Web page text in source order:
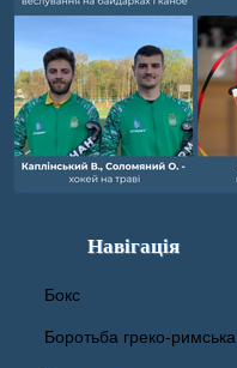
Навігація
Бокс
Боротьба греко-римська